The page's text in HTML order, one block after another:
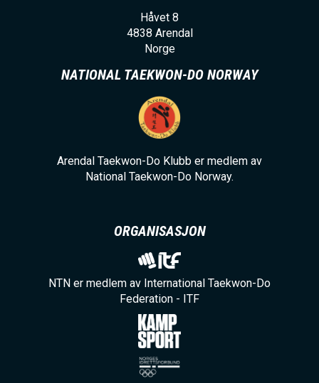
Håvet 8
4838 Arendal
Norge
NATIONAL TAEKWON-DO NORWAY
Arendal Taekwon-Do Klubb er medlem av
National Taekwon-Do Norway.
ORGANISASJON
NTN er medlem av International Taekwon-Do
Federation - ITF